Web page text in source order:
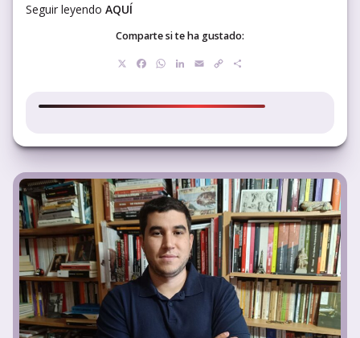
Seguir leyendo AQUÍ
Comparte si te ha gustado:
Facebook
WhatsApp
LinkedIn
EmailCopy